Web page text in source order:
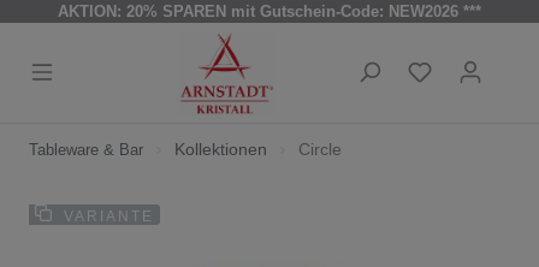
AKTION: 20% SPAREN mit Gutschein-Code: NEW2026 ***
Tableware & Bar Kollektionen Circle
VARIANTE